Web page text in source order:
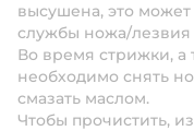
высушена, это
службы ножа/лезвия
Во время стрижки,
необходимо снять
смазать маслом.
Чтобы прочистить,